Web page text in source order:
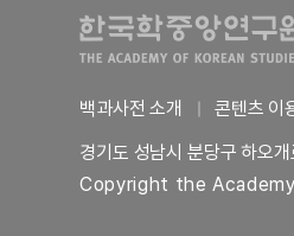
백과사전 소개 콘텐츠 이
경기도 성남시 분당구 하오
Copyright the